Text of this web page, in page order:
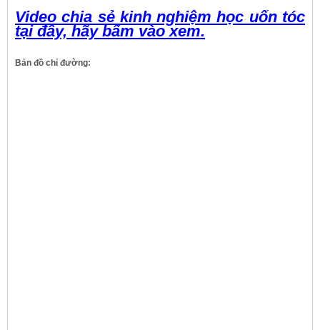
Video chia sẻ kinh nghiệm học uốn tóc
tại đây, hãy bấm vào xem.
Bản đồ chỉ đường: